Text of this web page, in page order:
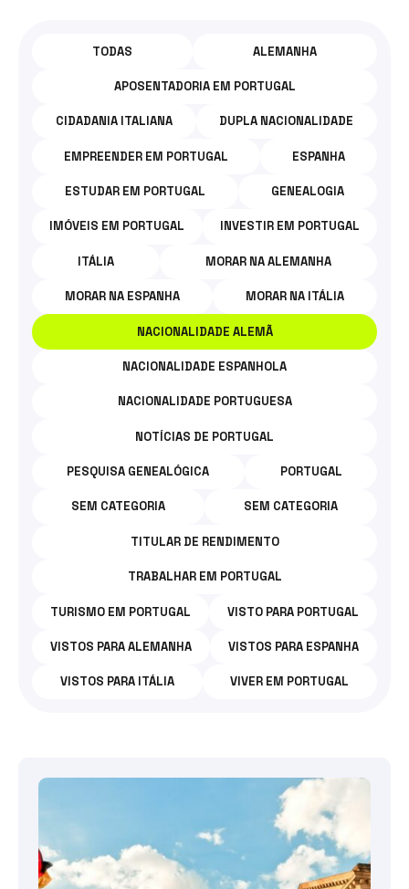
CATEGORIA:
NACIONALIDADE
TODAS ALEMANHA
APOSENTADORIA EM PORTUGAL
CIDADANIA ITALIANA DUPLA NACIONALIDADE
EMPREENDER EM PORTUGAL ESPANHA
ESTUDAR EM PORTUGAL GENEALOGIA
IMÓVEIS EM PORTUGAL INVESTIR EM PORTUGAL
ITÁLIA MORAR NA ALEMANHA
MORAR NA ESPANHA MORAR NA ITÁLIA
NACIONALIDADE ALEMÃ
NACIONALIDADE ESPANHOLA
NACIONALIDADE PORTUGUESA
NOTÍCIAS DE PORTUGAL
PESQUISA GENEALÓGICA PORTUGAL
SEM CATEGORIA SEM CATEGORIA
TITULAR DE RENDIMENTO
TRABALHAR EM PORTUGAL
TURISMO EM PORTUGAL VISTO PARA PORTUGAL
VISTOS PARA ALEMANHA VISTOS PARA ESPANHA
VISTOS PARA ITÁLIA VIVER EM PORTUGAL